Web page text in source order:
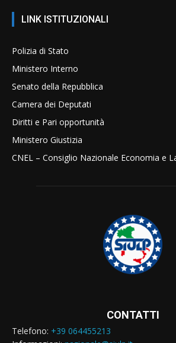
LINK ISTITUZIONALI
Polizia di Stato
Ministero Interno
Senato della Repubblica
Camera dei Deputati
Diritti e Pari opportunità
Ministero Giustizia
CNEL – Consiglio Nazionale Economia e
CONTATTI
Telefono: +39 064455213